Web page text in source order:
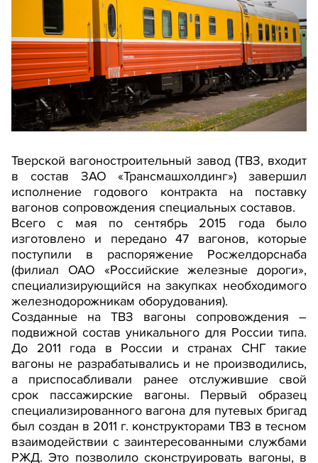
Тверской вагоностроительный завод (ТВЗ, входит
в состав ЗАО «Трансмашхолдинг») завершил
исполнение годового контракта на поставку
вагонов сопровождения специальных составов.
Всего с мая по сентябрь 2015 года было
изготовлено и передано 47 вагонов, которые
поступили в распоряжение Росжелдорснаба
(филиал ОАО «Российские железные дороги»,
специализирующийся на закупках необходимого
железнодорожникам оборудования).
Созданные на ТВЗ вагоны сопровождения –
подвижной состав уникального для России типа.
До 2011 года в России и странах СНГ такие
вагоны не разрабатывались и не производились,
а приспосабливали ранее отслужившие свой
срок пассажирские вагоны. Первый образец
специализированного вагона для путевых бригад
был создан в 2011 г. конструкторами ТВЗ в тесном
взаимодействии с заинтересованными службами
РЖД. Это позволило сконструировать вагоны, в